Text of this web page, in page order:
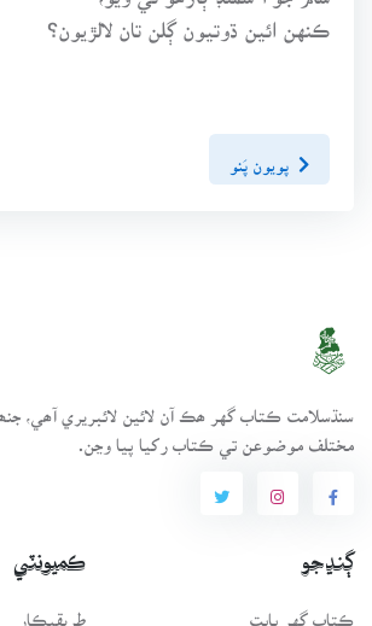
ڪنهن ائين ڌوتيون ڳلن تان لالڙيون؟
پويون پَنو
مختلف موضوعن تي ڪتاب رکيا پيا وڃن.
ڳنڍجو
ڪتاب گهر بابت
ڪميونٽي
طريقيڪار